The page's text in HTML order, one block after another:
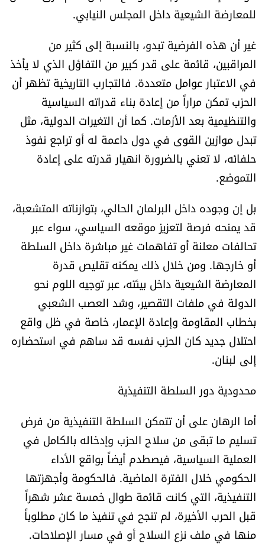
للمعارضة الشيعية داخل المجلس النيابي.
غير أن هذه الفرضية تبدو، بالنسبة إلى كثير من
المراقبين، قائمة على قدر كبير من التفاؤل الذي لا يأخذ
في الاعتبار عوامل متعددة. فالتجارب التاريخية تظهر أن
الحزب تمكن مراراً من إعادة بناء قدراته السياسية
والتنظيمية بعد الأزمات. كما أن التغيرات الدولية، مثل
تبدل موازين القوى في دول داعمة له أو تراجع نفوذ
حلفائه، لا تعني بالضرورة انهيار قدرته على إعادة
التموضع.
بل إن وجوده داخل البرلمان الحالي، بتوازناته المتشعبة،
قد يمنحه فرصة لتعزيز موقعه السياسي، سواء عبر
تحالفات معلنة أو تفاهمات غير مباشرة داخل السلطة
أو خارجها. ومن خلال ذلك يمكنه تقليص قدرة
المعارضة الشيعية داخل بيئته، عبر توجيه اللوم نحو
الدولة في ملفات التقصير، وشد العصب الشعبي
بخطاب المقاومة وإعادة الإعمار، خاصة في ظل واقع
احتلال جديد كان الحزب نفسه قد ساهم في استحضاره
إلى لبنان.
محدودية دور السلطة التنفيذية
أما الرهان على أن تتمكن السلطة التنفيذية من فرض
تسليم ما تبقى من سلاح الحزب وإدخاله بالكامل في
العملية السياسية، فيصطدم أيضاً بواقع الأداء
الحكومي خلال الفترة الماضية. فالحكومة وأجهزتها
التنفيذية، التي كانت قائمة طوال خمسة عشر شهراً
قبل الحرب الأخيرة، لم تنجح في تنفيذ ما كان مطلوباً
منها في ملف نزع السلاح أو في مسار الإصلاحات.